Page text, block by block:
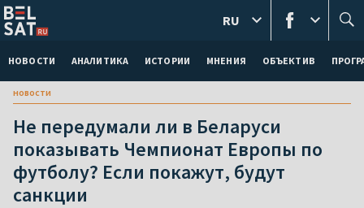
НОВОСТИ АНАЛИТИКА ИСТОРИИ МНЕНИЯ ОБЪЕКТИВ
RU
новости
Не передумали ли в Беларуси
показывать Чемпионат Европы по
футболу? Если покажут, будут
санкции